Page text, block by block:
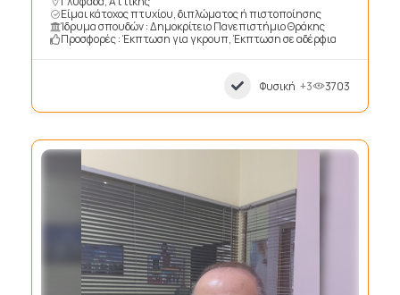
Είμαι κάτοχος πτυχίου, διπλώματος ή πιστοποίησης
Ίδρυμα σπουδών : Δημοκρίτειο Πανεπιστήμιο Θράκης
Προσφορές : Έκπτωση για γκρουπ, Έκπτωση σε αδέρφια
Φυσική +3 3703